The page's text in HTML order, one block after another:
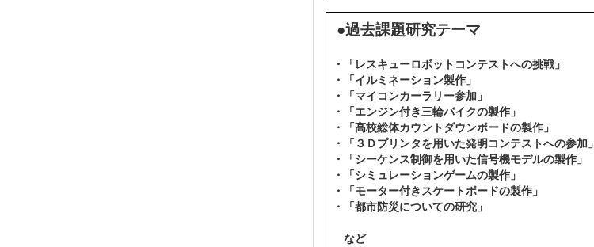
●過去課題研究テーマ
・「レスキューロボットコンテストへの挑戦」
・「イルミネーション製作」
・「マイコンカーラリー参加」
・「エンジン付き三輪バイクの製作」
・「高校総体カウントダウンボードの製作」
・「３Ｄプリンタを用いた発明コンテストへの参加」
・「シーケンス制御を用いた信号機モデルの製作」
・「シミュレーションゲームの製作」
・「モーター付きスケートボードの製作」
・「都市防災についての研究」
など